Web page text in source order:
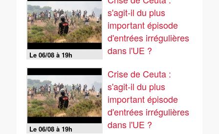
Le 06/08 à 19h
s'agit-il du plus
important épisode
d'entrées irrégulières
dans l'UE ?
Le 06/08 à 19h
Crise de Ceuta :
s'agit-il du plus
important épisode
d'entrées irrégulières
dans l'UE ?